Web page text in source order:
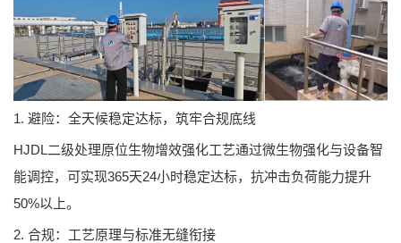
1. 避险：全天候稳定达标，筑牢合规底线
HJDL二级处理原位生物增效强化工艺通过微生物强化与设备智
能调控，可实现365天24小时稳定达标，抗冲击负荷能力提升
50%以上。
2. 合规：工艺原理与标准无缝衔接